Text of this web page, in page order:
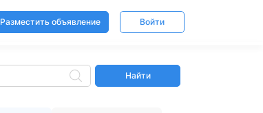
Разместить объявление Войти
Найти